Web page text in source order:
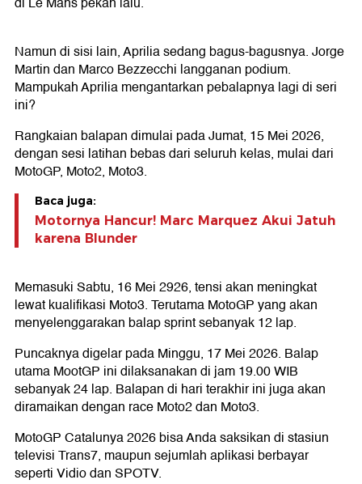
Namun di sisi lain, Aprilia sedang bagus-bagusnya. Jorge
Martin dan Marco Bezzecchi langganan podium.
Mampukah Aprilia mengantarkan pebalapnya lagi di seri
ini?
Rangkaian balapan dimulai pada Jumat, 15 Mei 2026,
dengan sesi latihan bebas dari seluruh kelas, mulai dari
MotoGP, Moto2, Moto3.
Baca juga:
Motornya Hancur! Marc Marquez Akui Jatuh
karena Blunder
Memasuki Sabtu, 16 Mei 2926, tensi akan meningkat
lewat kualifikasi Moto3. Terutama MotoGP yang akan
menyelenggarakan balap sprint sebanyak 12 lap.
Puncaknya digelar pada Minggu, 17 Mei 2026. Balap
utama MootGP ini dilaksanakan di jam 19.00 WIB
sebanyak 24 lap. Balapan di hari terakhir ini juga akan
diramaikan dengan race Moto2 dan Moto3.
MotoGP Catalunya 2026 bisa Anda saksikan di stasiun
televisi Trans7, maupun sejumlah aplikasi berbayar
seperti Vidio dan SPOTV.